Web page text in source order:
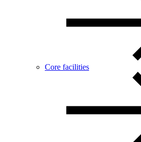
Core facilities